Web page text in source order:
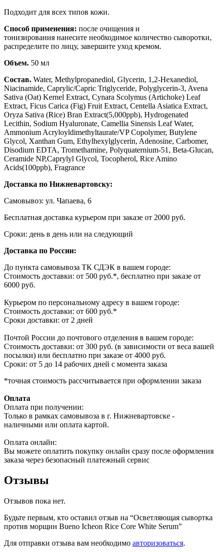
Подходит для всех типов кожи.
Способ применения: после очищения и
тонизирования нанесите необходимое количество сыворотки,
распределите по лицу, завершите уход кремом.
Объем. 50 мл
Состав. Water, Methylpropanediol, Glycerin, 1,2-Hexanediol,
Niacinamide, Caprylic/Capric Triglyceride, Polyglycerin-3, Avena
Sativa (Oat) Kernel Extract, Cynara Scolymus (Artichoke) Leaf
Extract, Ficus Carica (Fig) Fruit Extract, Centella Asiatica Extract,
Oryza Sativa (Rice) Bran Extract(5,000ppb), Hydrogenated
Lecithin, Sodium Hyaluronate, Camellia Sinensis Leaf Water,
Ammonium Acryloyldimethyltaurate/VP Copolymer, Butylene
Glycol, Xanthan Gum, Ethylhexylglycerin, Adenosine, Carbomer,
Disodium EDTA, Tromethamine, Polyquaternium-51, Beta-Glucan,
Ceramide NP,Caprylyl Glycol, Tocopherol, Rice Amino
Acids(100ppb), Fragrance
Доставка по Нижневартовску:
Самовывоз: ул. Чапаева, 6
Бесплатная доставка курьером при заказе от 2000 руб.
Сроки: день в день или на следующий
Доставка по России:
До пункта самовывоза ТК СДЭК в вашем городе:
Стоимость доставки: от 500 руб.*, бесплатно при заказе от
6000 руб.
Курьером по персональному адресу в вашем городе:
Стоимость доставки: от 600 руб.*
Сроки доставки: от 2 дней
Почтой России до почтового отделения в вашем городе:
Стоимость доставки: от 300 руб. (в зависимости от веса вашей
посылки) или бесплатно при заказе от 4000 руб.
Сроки: от 5 до 14 рабочих дней с момента заказа
*точная стоимость рассчитывается при оформлении заказа
Оплата
Оплата при получении:
Только в рамках самовывоза в г. Нижневартовске -
наличными или оплата картой.
Оплата онлайн:
Вы можете оплатить покупку онлайн сразу после оформления
заказа через безопасный платежный сервис
Отзывы
Отзывов пока нет.
Будьте первым, кто оставил отзыв на “Осветляющая сывортка
против морщин Bueno Icheon Rice Core White Serum”
Для отправки отзыва вам необходимо авторизоваться.